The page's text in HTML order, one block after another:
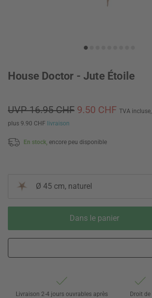
House Doctor - Jute Étoile
UVP 16.95 CHF 9.50 CHF TVA incluse,
plus 9.90 CHF livraison
En stock, encore peu disponible
Ø 45 cm, naturel
Dans le panier
Livraison 2-4 jours ouvrables après
Droit de